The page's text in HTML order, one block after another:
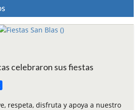
celebraron sus fiestas
mrespeta, disfruta y apoya a nuestro